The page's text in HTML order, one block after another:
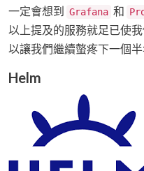
一定會想到
Grafana 和
以上提及的服務就足已使
以讓我們繼續螫疼下一個半
Helm